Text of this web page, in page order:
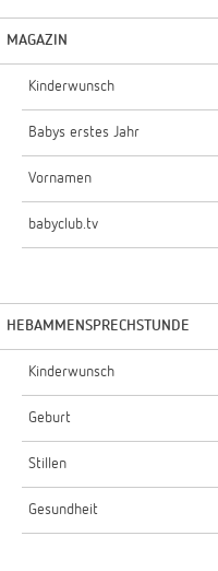
MAGAZIN
Kinderwunsch
Babys erstes Jahr
Vornamen
babyclub.tv
HEBAMMENSPRECHSTUNDE
Kinderwunsch
Geburt
Stillen
Gesundheit